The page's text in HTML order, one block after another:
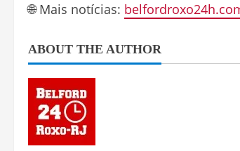
🌐 Mais notícias:
ABOUT THE AUTHOR